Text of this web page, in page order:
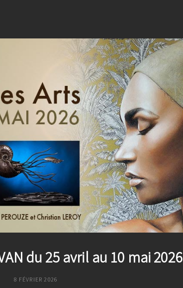
Quay-
Du
26
Août
Au
Sept
2026
du 25 avril au 10 mai 2026
POSTED
8 FÉVRIER 2026